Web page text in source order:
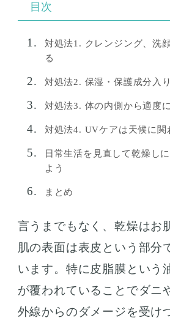
目次
対処法1. クレンジング、洗
る
対処法2. 保湿・保護成分入
対処法3. 体の内側から適度
対処法4. UVケアは天候に関
日常生活を見直して乾燥し
よう
まとめ
言うまでもなく、乾燥はお
肌の表面は表皮という部分
います。特に皮脂膜という
が覆われていることでダニ
外線からのダメージを受け